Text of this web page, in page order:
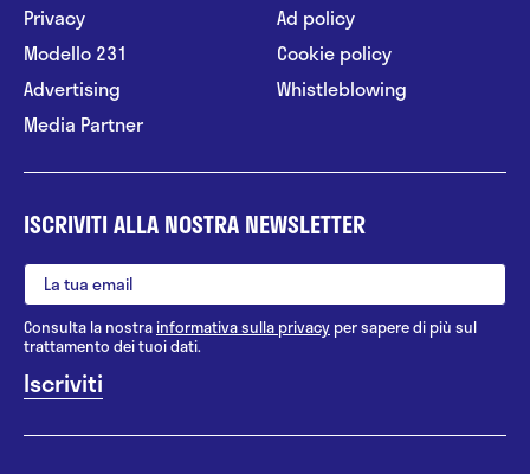
Privacy
Modello 231
Advertising
Media Partner
Ad policy
Cookie policy
Whistleblowing
ISCRIVITI ALLA NOSTRA NEWSLETTER
Consulta la nostrainformativa sulla privacy per sapere di più sul
trattamento dei tuoi dati.